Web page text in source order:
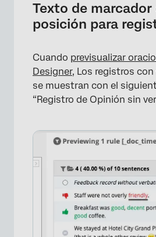
Texto de marcador
posición para
Cuando previsualizar
Designer, Los registros
se muestran con el
“Registro de Opinión sin